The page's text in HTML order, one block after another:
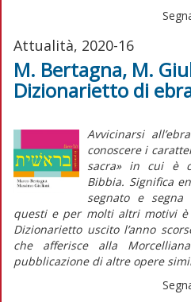
Attualità, 2020-16
M. Bertagna, M.
Dizionarietto di
Avvicinarsi
conoscere i
sacra» in cui è
Bibbia. Significa
segnato e segna
questi e per molti altri motivi
Dizionariettouscito l’anno
che afferisce alla
pubblicazione di altre opere